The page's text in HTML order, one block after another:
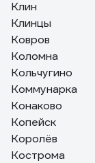
Клин
Клинцы
Ковров
Коломна
Кольчугино
Коммунарка
Конаково
Копейск
Королёв
Кострома